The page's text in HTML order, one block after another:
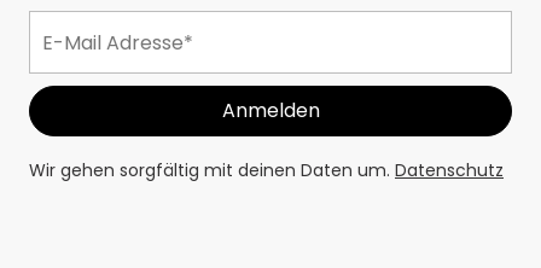
Wir gehen sorgfältig mit deinen Daten um. Datenschutz